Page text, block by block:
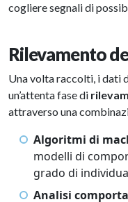
cogliere segnali di
Rilevamento
Una volta raccolti, i dati
un’attenta fase di
attraverso una
Algoritmi di
modelli di
grado di
Analisi